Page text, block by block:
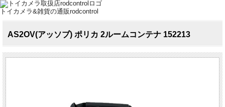
トイカメラ&雑貨の通販rodcontrol
AS2OV(アッソブ) ポリカ 2ルームコンテナ 152213